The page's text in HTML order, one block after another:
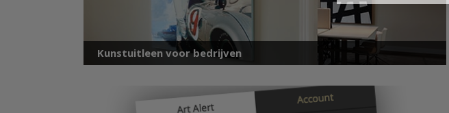
Kunstuitleen voor bedrijven